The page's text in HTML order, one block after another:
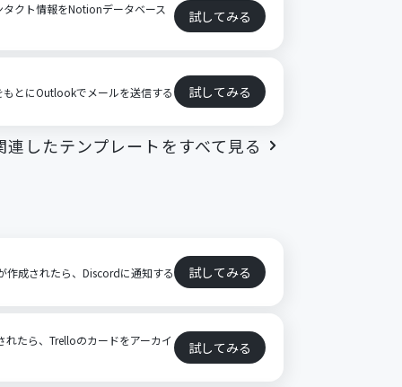
クト情報をNotionデータベース 試してみる
とにOutlookでメールを送信する 試してみる
連したテンプレートをすべて見る
作成されたら、Discordに通知する 試してみる
たら、Trelloのカードをアーカイ 試してみる